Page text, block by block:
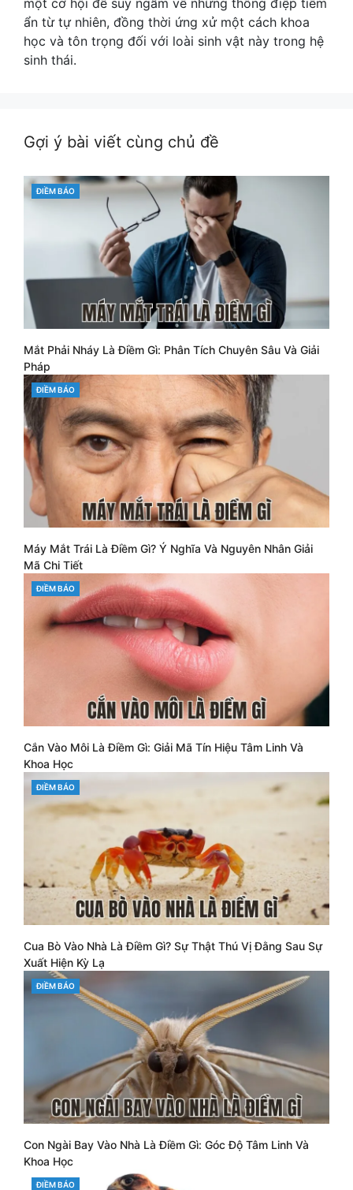
ẩn từ tự nhiên, đồng thời ứng xử một cách khoa
học và tôn trọng đối với loài sinh vật này trong hệ
sinh thái.
Gợi ý bài viết cùng chủ đề
CATEGORIES
ĐIỀM BÁO
Mắt Phải Nháy Là Điềm Gì: Phân Tích Chuyên Sâu Và Giải
Pháp
CATEGORIES
ĐIỀM BÁO
Máy Mắt Trái Là Điềm Gì? Ý Nghĩa Và Nguyên Nhân Giải
Mã Chi Tiết
CATEGORIES
ĐIỀM BÁO
Cắn Vào Môi Là Điềm Gì: Giải Mã Tín Hiệu Tâm Linh Và
Khoa Học
CATEGORIES
ĐIỀM BÁO
Cua Bò Vào Nhà Là Điềm Gì? Sự Thật Thú Vị Đằng Sau Sự
Xuất Hiện Kỳ Lạ
CATEGORIES
ĐIỀM BÁO
Con Ngài Bay Vào Nhà Là Điềm Gì: Góc Độ Tâm Linh Và
Khoa Học
CATEGORIES
ĐIỀM BÁO